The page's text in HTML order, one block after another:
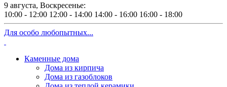
9 августа, Воскресенье:
10:00 - 12:00 12:00 - 14:00 14:00 - 16:00 16:00 - 18:00
Для особо любопытных...
Каменные дома
Дома из кирпича
Дома из газоблоков